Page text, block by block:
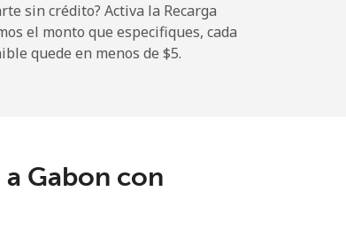
sin crédito? Activa la Recarga
el monto que especifiques, cada
quede en menos de ⁦$5⁩.
Gabon con